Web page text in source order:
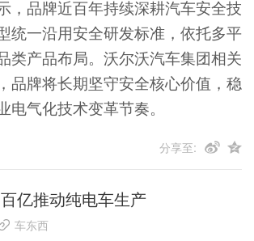
，品牌近百年持续深耕汽车安全技
统一沿用安全研发标准，依托多平
类产品布局。沃尔沃汽车集团相关
品牌将长期坚守安全核心价值，稳
电气化技术变革节奏。
分享至:
亿推动纯电车生产
车东西